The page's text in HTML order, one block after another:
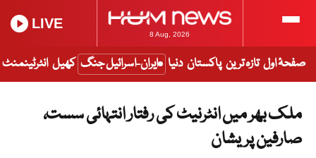
8 Aug, 2026
LIVE
صفحۂ اول تازہ ترین پاکستان دنیا ایران-اسرائیل جنگ کھیل انٹرٹینمنٹ
ملک بھر میں انٹرنیٹ کی رفتار انتہائی سست،
صارفین پریشان